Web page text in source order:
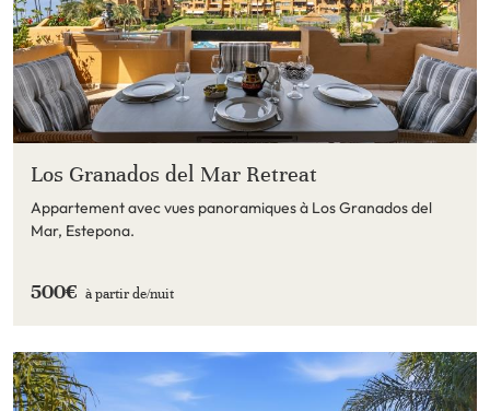
Los Granados del Mar Retreat
Appartement avec vues panoramiques à Los Granados del
Mar, Estepona.
500€ à partir de/nuit